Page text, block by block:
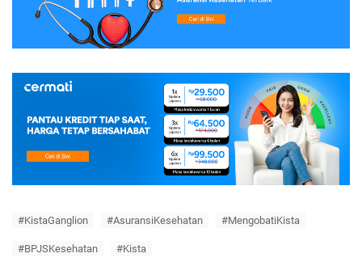
#KistaGanglion #AsuransiKesehatan #MengobatiKista
#BPJSKesehatan #Kista